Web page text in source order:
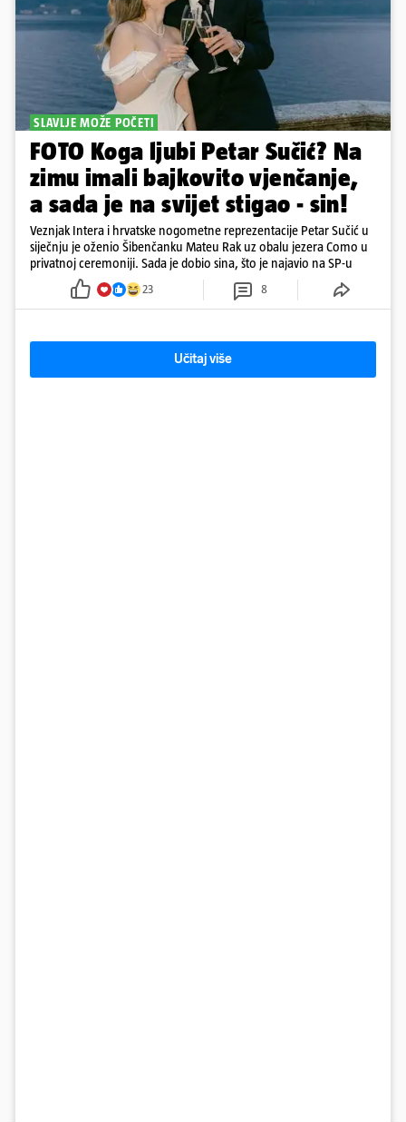
SLAVLJE MOŽE POČETI
FOTO Koga ljubi Petar Sučić? Na
zimu imali bajkovito vjenčanje,
a sada je na svijet stigao - sin!
Veznjak Intera i hrvatske nogometne reprezentacije Petar Sučić u
siječnju je oženio Šibenčanku Mateu Rak uz obalu jezera Como u
privatnoj ceremoniji. Sada je dobio sina, što je najavio na SP-u
23 8
Učitaj više